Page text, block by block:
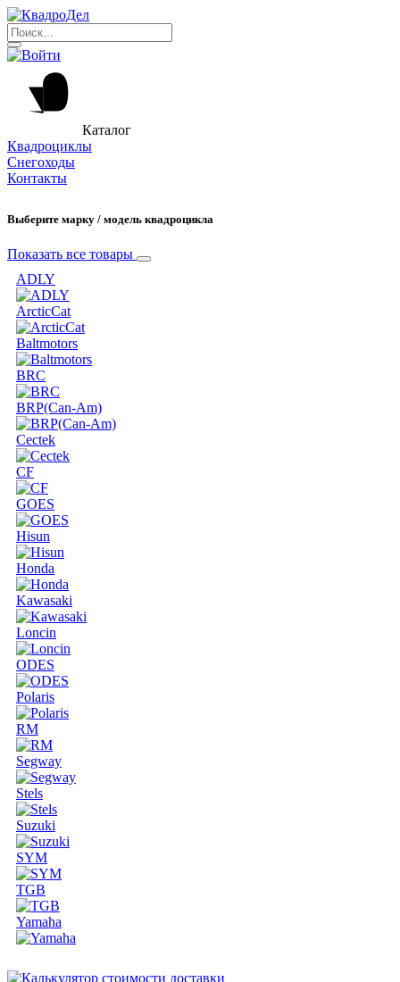
Каталог
Квадроциклы
Снегоходы
Контакты
Выберите марку / модель квадроцикла
Показать все товары
ADLY
ArcticCat
Baltmotors
BRC
BRP(Can-Am)
Cectek
CF
GOES
Hisun
Honda
Kawasaki
Loncin
ODES
Polaris
RM
Segway
Stels
Suzuki
SYM
TGB
Yamaha